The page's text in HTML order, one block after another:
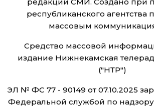
республиканского агентства
массовым
Средство массовой
издание Нижнекамская
("НТР")
ЭЛ № ФС 77 - 90149 от 07.10.2025
Федеральной службой по